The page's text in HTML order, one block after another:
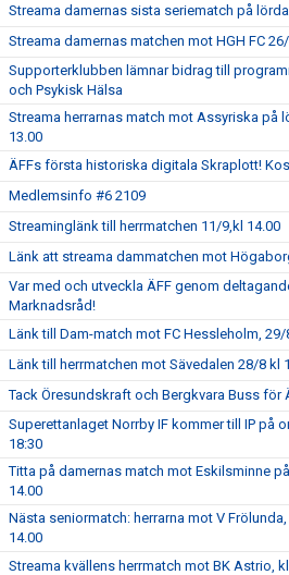
Streama damernas sista seriematch på
Streama damernas matchen mot HGH FC
Supporterklubben lämnar bidrag till
och Psykisk Hälsa
Streama herrarnas match mot Assyriska på
13.00
ÄFFs första historiska digitala Skraplott!
Medlemsinfo #6 2109
Streaminglänk till herrmatchen 11/9,kl 14.00
Länk att streama dammatchen mot
Var med och utveckla ÄFF genom
Marknadsråd!
Länk till Dam-match mot FC Hessleholm, 29/
Länk till herrmatchen mot Sävedalen 28/8 kl
Tack Öresundskraft och Bergkvara Buss för
Superettanlaget Norrby IF kommer till IP på
18:30
Titta på damernas match mot Eskilsminne
14.00
Nästa seniormatch: herrarna mot V
14.00
Streama kvällens herrmatch mot BK Astrio,